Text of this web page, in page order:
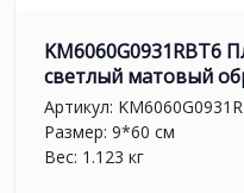
KM6060G0931RBT6
светлый матовый
Артикул:
Размер: 9*60 см
Вес: 1.123 кг